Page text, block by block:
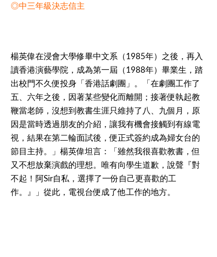
◎中三年級決志信主
楊英偉在浸會大學修畢中文系（1985年）之後，再入
讀香港演藝學院，成為第一屆（1988年）畢業生，踏
出校門不久便投身「香港話劇團」。「在劇團工作了
五、六年之後，因著某些變化而離開；接著便執起教
鞭當老師，沒想到教書生涯只維持了八、九個月，原
因是當時透過朋友的介紹，讓我有機會接觸到有線電
視，結果在第二輪面試後，便正式簽約成為婦女台的
節目主持。」楊英偉坦言：「雖然我很喜歡教書，但
又不想放棄演戲的理想。唯有向學生道歉，說聲『對
不起！阿Sir自私，選擇了一份自己更喜歡的工
作。』」從此，電視台便成了他工作的地方。